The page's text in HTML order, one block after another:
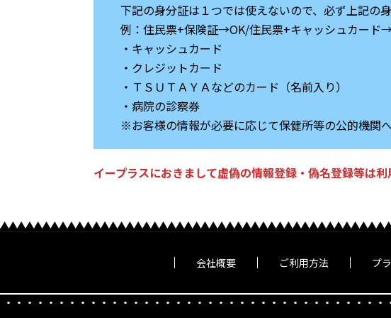
下記の身分証は１つでは使えないので、必ず上記の
例：住民票+保険証→OK/住民票+キャッシュカード
・キャッシュカード
・クレジットカード
・ＴＳＵＴＡＹＡなどのカード（名前入り）
・病院の診察券
※お客様の情報が必要に応じて保健所等の公的機関
イープラスにおきまして虚偽の情報登録・偽名登録等は
会社概要 ご利用方法 プ